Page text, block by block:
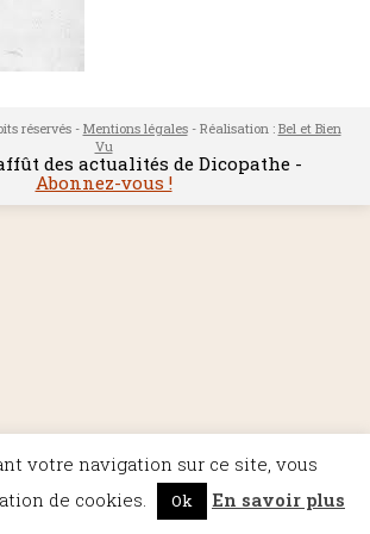
réservés - Mentions légales- Réalisation : Bel et Bien
Vu
des actualités de Dicopathe -
Abonnez-vous !
votre navigation sur ce site, vous
de cookies.
Ok En savoir plus